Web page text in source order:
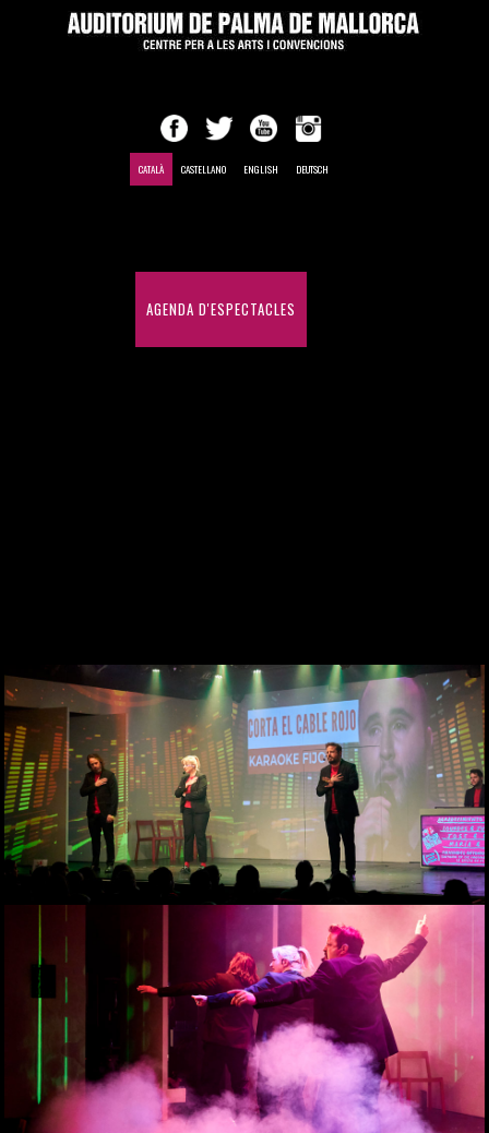
CATALÀ CASTELLANO ENGLISH DEUTSCH
AGENDA D'ESPECTACLES